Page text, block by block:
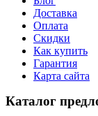
Доставка
Оплата
Скидки
Как купить
Гарантия
Карта сайта
Каталог